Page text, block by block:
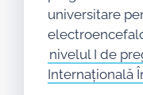
universitare
nivelul I de
Internațională